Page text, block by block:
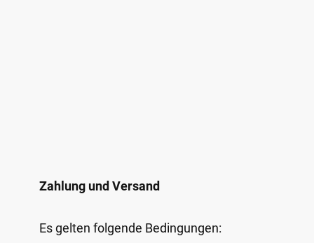
Zahlung und Versand
Es gelten folgende Bedingungen: